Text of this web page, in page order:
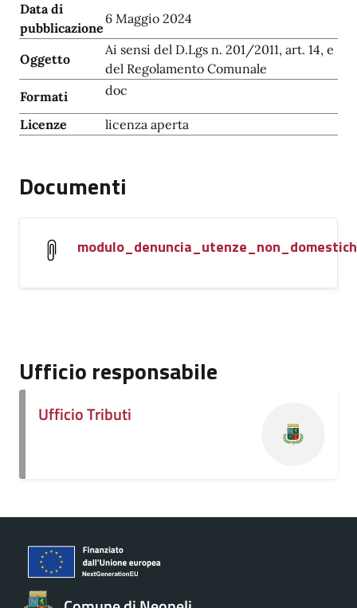
Data di
pubblicazione
6 Maggio 2024
Oggetto
Ai sensi del D.Lgs n. 201/2011, art. 14, e
del Regolamento Comunale
Formati
doc
Licenze licenza aperta
Documenti
Ufficio responsabile
Ufficio Tributi